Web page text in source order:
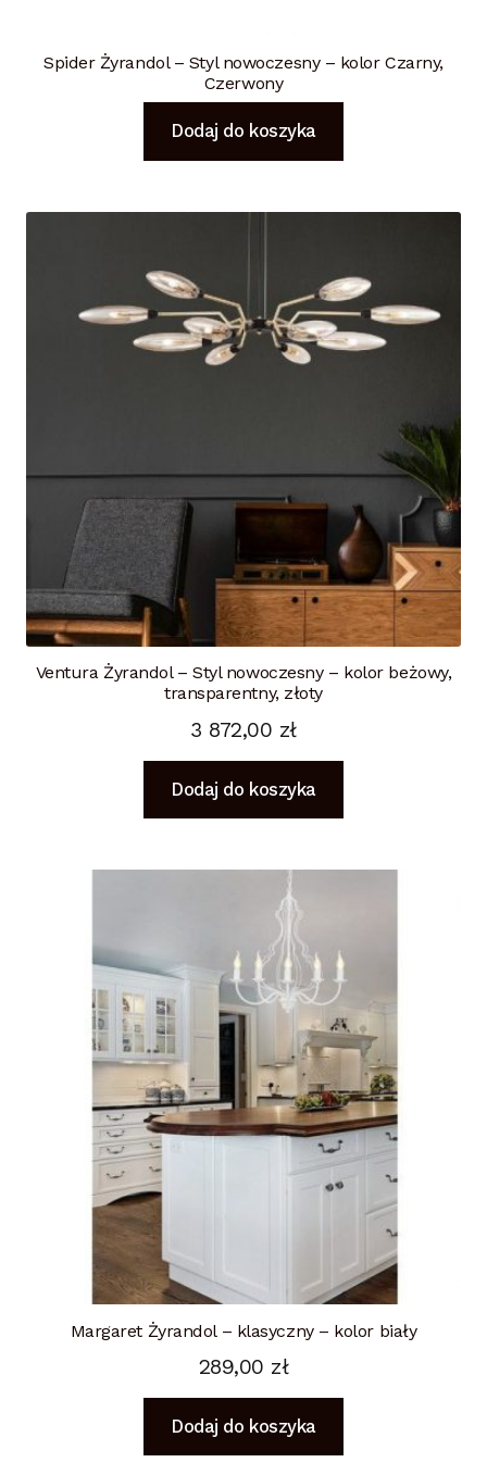
Spider Żyrandol – Styl nowoczesny – kolor Czarny,
Czerwony
Dodaj do koszyka
Ventura Żyrandol – Styl nowoczesny – kolor beżowy,
transparentny, złoty
3 872,00 zł
Dodaj do koszyka
Margaret Żyrandol – klasyczny – kolor biały
289,00 zł
Dodaj do koszyka